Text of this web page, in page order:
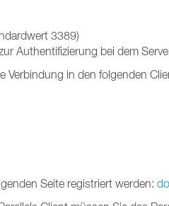
3389)
Authentifizierung bei dem
Verbindung in den folgenden
Seite registriert werden: